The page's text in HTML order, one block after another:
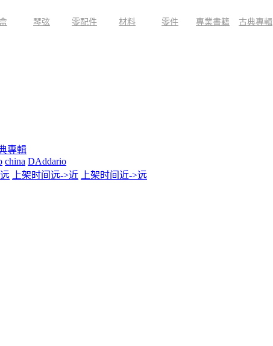
琴弦 零配件 材料 零件 專業書籍 古典專輯
專輯
china DAddario
上架时间远->近 上架时间近->远